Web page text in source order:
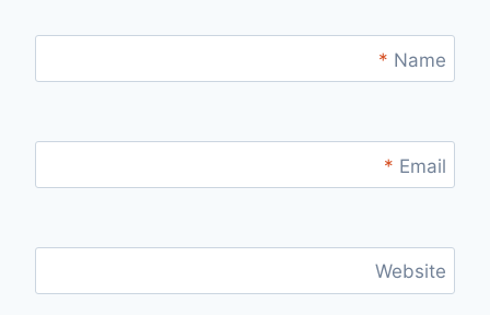
Name
*
Email
*
Website